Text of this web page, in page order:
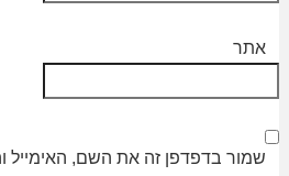
אתר
שמור בדפדפן זה את השם,